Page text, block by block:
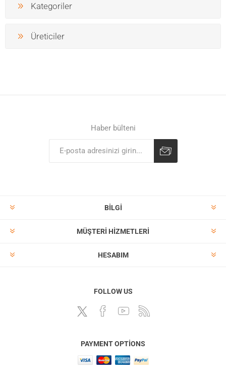
Kategoriler
Üreticiler
Haber bülteni
BILGI
MÜŞTERI HIZMETLERI
HESABIM
FOLLOW US
PAYMENT OPTIONS